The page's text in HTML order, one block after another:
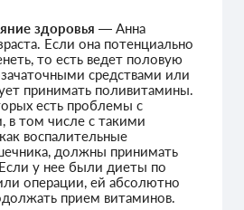
здоровья — Анна
Если она потенциально
то есть ведет половую
средствами или
принимать поливитамины.
есть проблемы с
в том числе с такими
воспалительные
должны принимать
у нее были диеты по
операции, ей абсолютно
прием витаминов.